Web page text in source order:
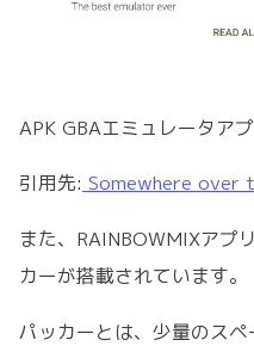
APK GBAエミュレータア
引用先: Somewhere over
また、RAINBOWMIXアプ
カーが搭載されています。
パッカーとは、少量のス